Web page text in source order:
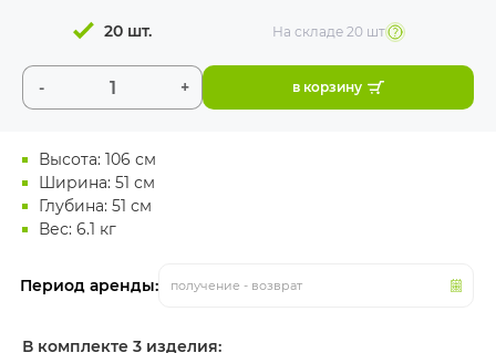
Высота: 106 см
Ширина: 51 см
Глубина: 51 см
Вес: 6.1 кг
Период аренды: получение - возврат
- +
20 шт. На складе 20 шт
в корзину
В комплекте 3 изделия: